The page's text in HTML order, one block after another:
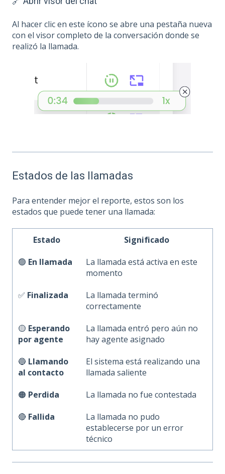
Al hacer clic en este ícono se abre una pestaña nueva
con el visor completo de la conversación donde se
realizó la llamada.
Estados de las llamadas
Para entender mejor el reporte, estos son los
estados que puede tener una llamada:
Estado
Significado
🟢 En llamada
La llamada está activa en este
momento
✅ Finalizada
La llamada terminó
correctamente
🟡 Esperando
por agente
La llamada entró pero aún no
hay agente asignado
🔵 Llamando
al contacto
El sistema está realizando una
llamada saliente
🟠 Perdida
La llamada no fue contestada
🔴 Fallida
La llamada no pudo
establecerse por un error
técnico